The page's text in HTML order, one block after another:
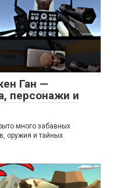
Ган —
персонажи и
много забавных
оружия и тайных